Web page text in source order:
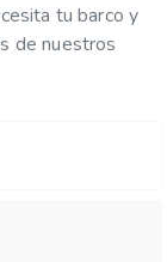
tu barco y
de nuestros